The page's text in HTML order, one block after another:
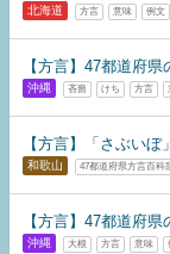
北海道 方言 意味 例文
【方言】47都道府
沖縄 吝嗇 けち 方言
【方言】「さぶいぼ
和歌山 47都道府県方言百科
【方言】47都道府
沖縄 大根 方言 意味